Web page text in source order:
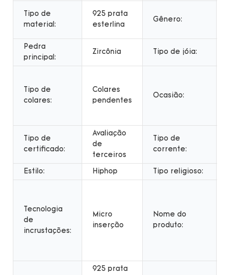
Tipo de
material:
925 prata
esterlina
Gênero:
Pedra
principal:
Zircônia Tipo de jóia:
Tipo de
colares:
Colares
pendentes
Ocasião:
Tipo de
certificado:
Avaliação
de
terceiros
Tipo de
corrente:
Estilo: Hiphop Tipo religioso:
Tecnologia
de
incrustações:
Micro
inserção
Nome do
produto:
925 prata